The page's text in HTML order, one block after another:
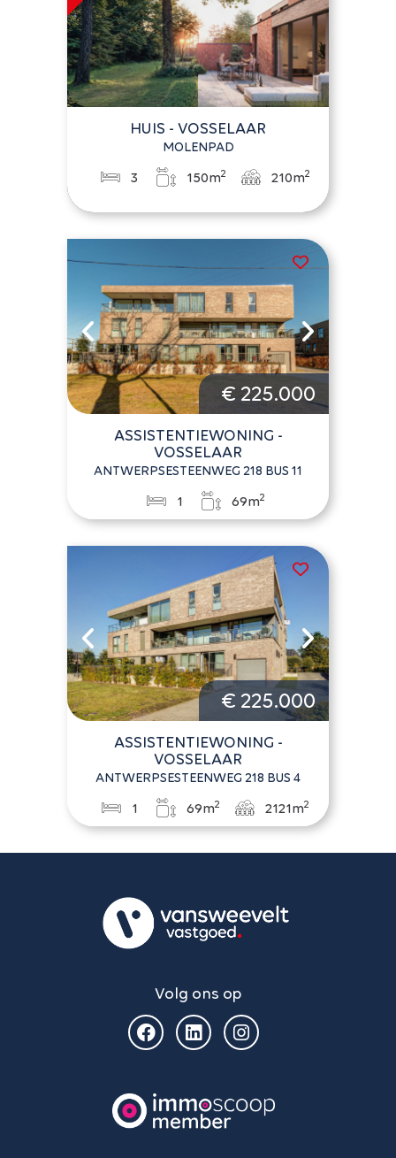
HUIS - VOSSELAAR
MOLENPAD
3 150m2 210m2
€ 225.000
ASSISTENTIEWONING -
VOSSELAAR
ANTWERPSESTEENWEG 218 BUS 11
1 69m2
€ 225.000
ASSISTENTIEWONING -
VOSSELAAR
ANTWERPSESTEENWEG 218 BUS 4
1 69m2 2121m2
Volg ons op